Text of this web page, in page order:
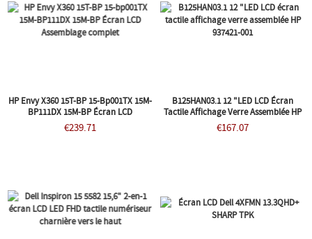
HP Envy X360 15T-BP 15-Bp001TX 15M-
BP111DX 15M-BP Écran LCD
Assemblage Complet
€239.71
B125HAN03.1 12 "LED LCD Écran
Tactile Affichage Verre Assemblée HP
937421-001
€167.07